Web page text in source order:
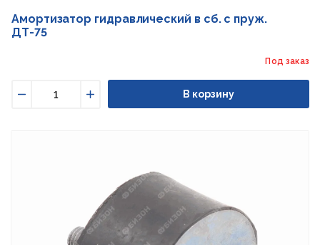
Амортизатор гидравлический в сб. с пруж.
ДТ-75
Под заказ
Увеличить
В корзину